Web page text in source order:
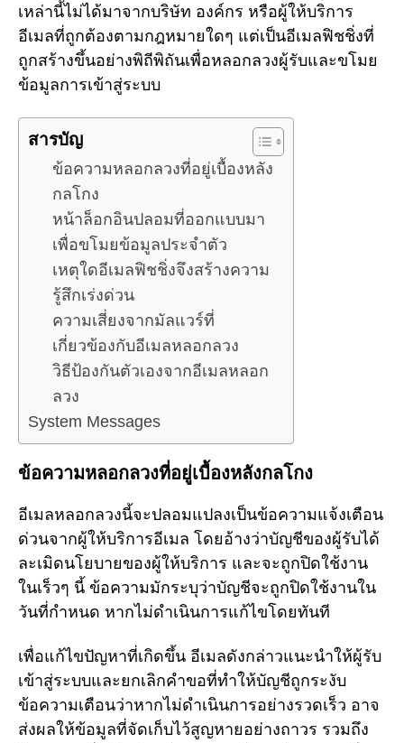
เหล่านี้ไม่ได้มาจากบริษัท องค์กร หรือผู้ให้บริการ
อีเมลที่ถูกต้องตามกฎหมายใดๆ แต่เป็นอีเมลฟิชชิ่งที่
ถูกสร้างขึ้นอย่างพิถีพิถันเพื่อหลอกลวงผู้รับและขโมย
ข้อมูลการเข้าสู่ระบบ
สารบัญ
ข้อความหลอกลวงที่อยู่เบื้องหลัง
กลโกง
หน้าล็อกอินปลอมที่ออกแบบมา
เพื่อขโมยข้อมูลประจำตัว
เหตุใดอีเมลฟิชชิ่งจึงสร้างความ
รู้สึกเร่งด่วน
ความเสี่ยงจากมัลแวร์ที่
เกี่ยวข้องกับอีเมลหลอกลวง
วิธีป้องกันตัวเองจากอีเมลหลอก
ลวง
System Messages
ข้อความหลอกลวงที่อยู่เบื้องหลังกลโกง
อีเมลหลอกลวงนี้จะปลอมแปลงเป็นข้อความแจ้งเตือน
ด่วนจากผู้ให้บริการอีเมล โดยอ้างว่าบัญชีของผู้รับได้
ละเมิดนโยบายของผู้ให้บริการ และจะถูกปิดใช้งาน
ในเร็วๆ นี้ ข้อความมักระบุว่าบัญชีจะถูกปิดใช้งานใน
วันที่กำหนด หากไม่ดำเนินการแก้ไขโดยทันที
เพื่อแก้ไขปัญหาที่เกิดขึ้น อีเมลดังกล่าวแนะนำให้ผู้รับ
เข้าสู่ระบบและยกเลิกคำขอที่ทำให้บัญชีถูกระงับ
ข้อความเตือนว่าหากไม่ดำเนินการอย่างรวดเร็ว อาจ
ส่งผลให้ข้อมูลที่จัดเก็บไว้สูญหายอย่างถาวร รวมถึง